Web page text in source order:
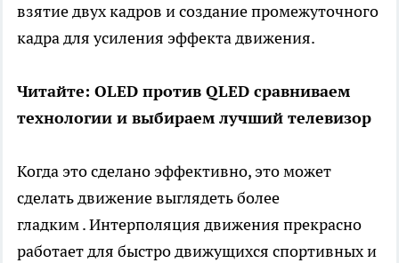
взятие двух кадров и создание промежуточного
кадра для усиления эффекта движения.
Читайте: OLED против QLED сравниваем
технологии и выбираем лучший телевизор
Когда это сделано эффективно, это может
сделать движение выглядеть более
гладким . Интерполяция движения прекрасно
работает для быстро движущихся спортивных и